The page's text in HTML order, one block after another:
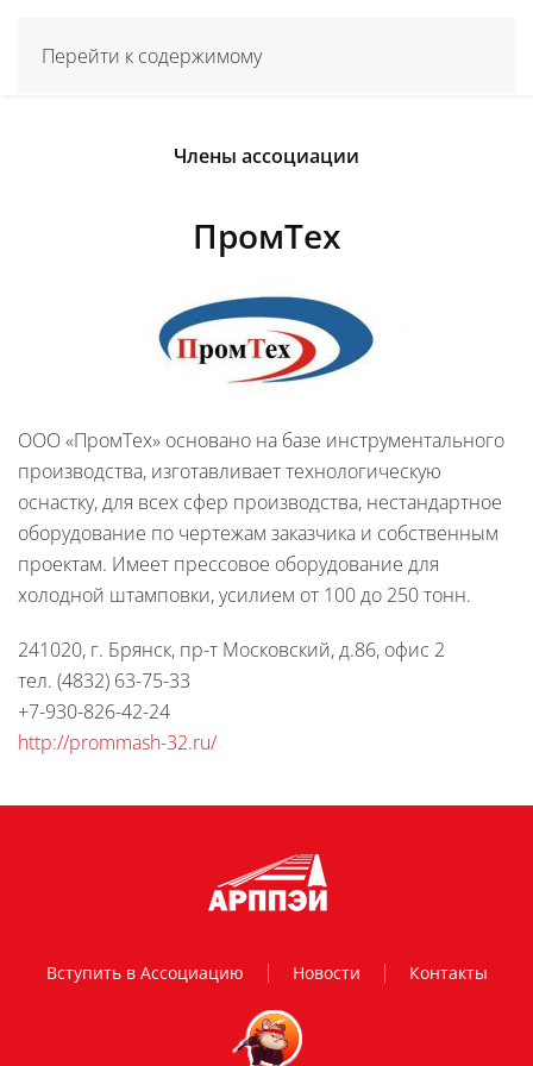
Перейти к содержимому
Члены ассоциации
ПромТех
ООО «ПромТех» основано на базе инструментального
производства, изготавливает технологическую
оснастку, для всех сфер производства, нестандартное
оборудование по чертежам заказчика и собственным
проектам. Имеет прессовое оборудование для
холодной штамповки, усилием от 100 до 250 тонн.
241020, г. Брянск, пр-т Московский, д.86, офис 2
тел. (4832) 63-75-33
+7-930-826-42-24
http://prommash-32.ru/
Вступить в Ассоциацию Новости Контакты